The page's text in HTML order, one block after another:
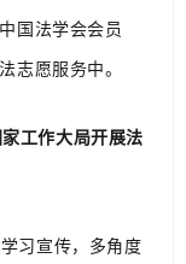
国法学会会员
志愿服务中。
工作大局开展法
习宣传，多角度